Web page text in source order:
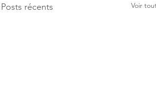
Posts récents Voir tout